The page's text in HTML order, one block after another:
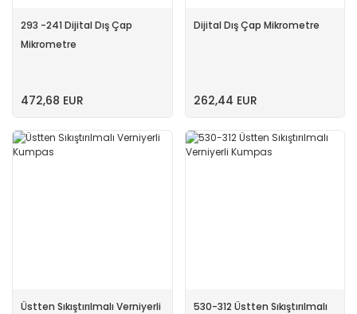
293 -241 Dijital Dış Çap
Mikrometre
472,68 EUR
Dijital Dış Çap Mikrometre
262,44 EUR
Üstten Sıkıştırılmalı Verniyerli
530-312 Üstten Sıkıştırılmalı